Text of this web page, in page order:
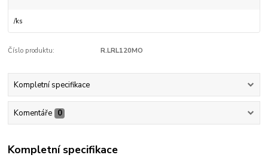
/ks
Číslo produktu: R.LRL120MO
Kompletní specifikace
Komentáře 0
Kompletní specifikace